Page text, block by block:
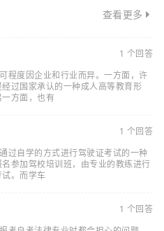
查看更多
1 个回答
程度因企业和行业而异。一方面，许
过国家承认的一种成人高等教育形
方面，也有
1 个回答
过自学的方式进行驾驶证考试的一种
参加驾校培训班，由专业的教练进行
。而学车
1 个回答